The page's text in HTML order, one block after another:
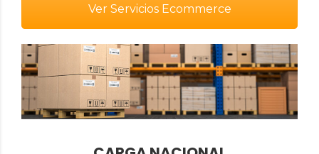
Ver Servicios Ecommerce